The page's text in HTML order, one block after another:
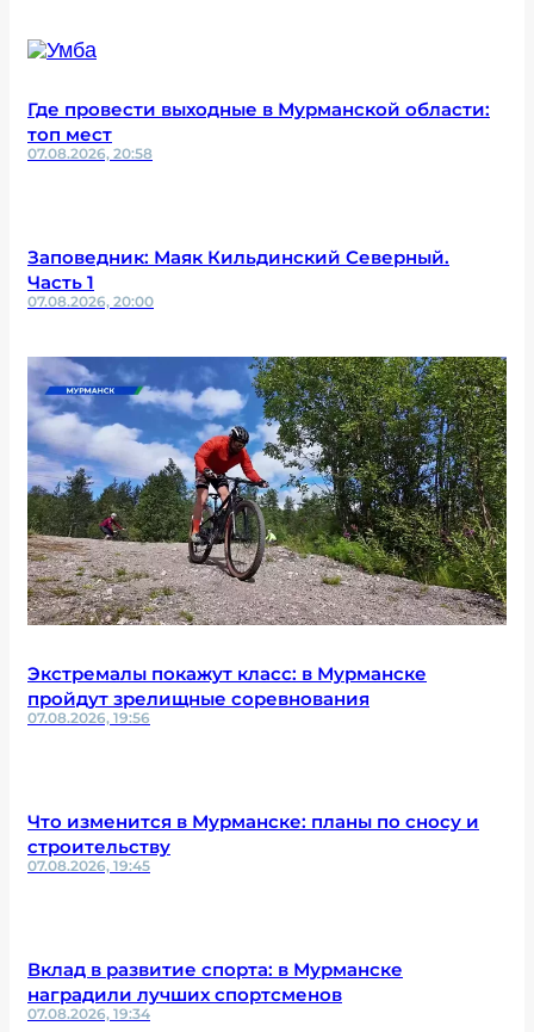
Где провести выходные в Мурманской области:
топ мест
07.08.2026, 20:58
Заповедник: Маяк Кильдинский Северный.
Часть 1
07.08.2026, 20:00
Экстремалы покажут класс: в Мурманске
пройдут зрелищные соревнования
07.08.2026, 19:56
Что изменится в Мурманске: планы по сносу и
строительству
07.08.2026, 19:45
Вклад в развитие спорта: в Мурманске
наградили лучших спортсменов
07.08.2026, 19:34